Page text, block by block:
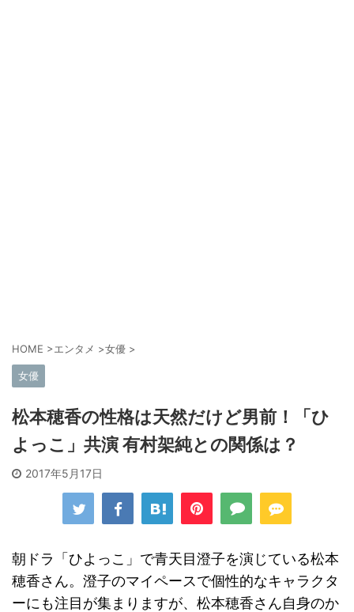
HOME >エンタメ >女優 >
女優
松本穂香の性格は天然だけど男前！「ひ
よっこ」共演 有村架純との関係は？
2017年5月17日
朝ドラ「ひよっこ」で青天目澄子を演じている松本
穂香さん。澄子のマイペースで個性的なキャラクタ
ーにも注目が集まりますが、松本穂香さん自身のか